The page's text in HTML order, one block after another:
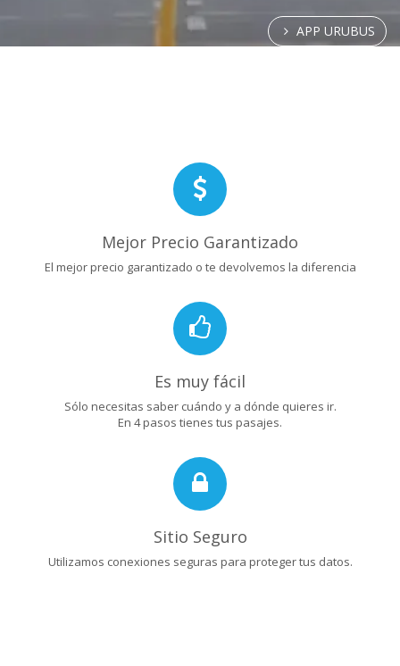
APP URUBUS
Mejor Precio Garantizado
El mejor precio garantizado o te devolvemos la diferencia
Es muy fácil
Sólo necesitas saber cuándo y a dónde quieres ir.
En 4 pasos tienes tus pasajes.
Sitio Seguro
Utilizamos conexiones seguras para proteger tus datos.